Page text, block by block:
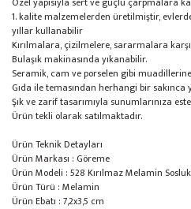
1. kalite malzemelerden üretilmiştir,
yıllar kullanabilir
Kırılmalara, çizilmelere, sararmalara karşı
Bulaşık makinasında yıkanabilir.
Seramik, cam ve porselen gibi
Gıda ile temasından herhangi bir sakınca
Şık ve zarif tasarımıyla sunumlarınıza
Ürün tekli olarak satılmaktadır.
Ürün Teknik Detayları
Ürün Markası : Göreme
Ürün Modeli : 528 Kırılmaz Melamin
Ürün Türü : Melamin
Ürün Ebatı : 7,2x3,5 cm